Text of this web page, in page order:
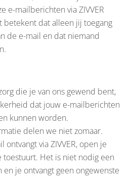
e-mailberichten via ZIVVER
dat alleen jij toegang
de e-mail en dat niemand
die je van ons gewend bent,
dat jouw e-mailberichten
kunnen worden.
delen we niet zomaar.
ontvangt via ZIVVER, open je
toestuurt. Het is niet nodig een
en je ontvangt geen ongewenste